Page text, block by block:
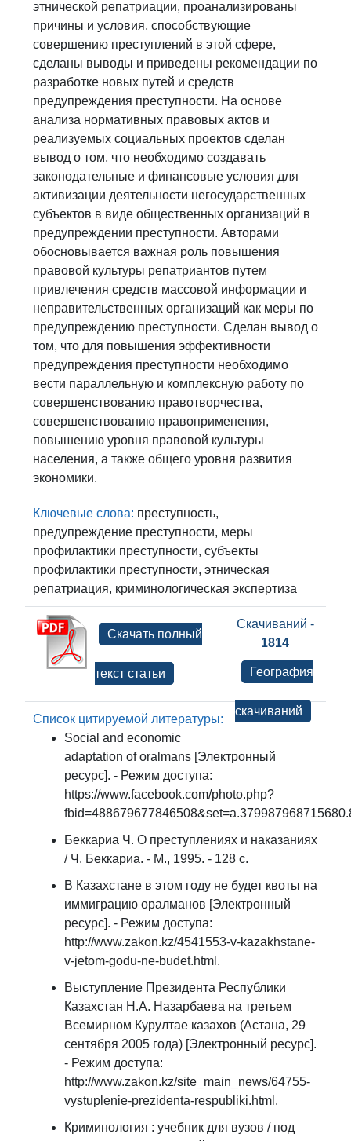
этнической репатриации, проанализированы
причины и условия, способствующие
совершению преступлений в этой сфере,
сделаны выводы и приведены рекомендации по
разработке новых путей и средств
предупреждения преступности. На основе
анализа нормативных правовых актов и
реализуемых социальных проектов сделан
вывод о том, что необходимо создавать
законодательные и финансовые условия для
активизации деятельности негосударственных
субъектов в виде общественных организаций в
предупреждении преступности. Авторами
обосновывается важная роль повышения
правовой культуры репатриантов путем
привлечения средств массовой информации и
неправительственных организаций как меры по
предупреждению преступности. Сделан вывод о
том, что для повышения эффективности
предупреждения преступности необходимо
вести параллельную и комплексную работу по
совершенствованию правотворчества,
совершенствованию правоприменения,
повышению уровня правовой культуры
населения, а также общего уровня развития
экономики.
Ключевые слова: преступность,
предупреждение преступности, меры
профилактики преступности, субъекты
профилактики преступности, этническая
репатриация, криминологическая экспертиза
Скачиваний -
1814
География
скачиваний
Скачать полный
текст статьи
Список цитируемой литературы:
Social and economic
adaptation of oralmans [Электронный
ресурс]. - Режим доступа:
https://www.facebook.com/photo.php?
Беккариа Ч. О преступлениях и наказаниях
/ Ч. Беккариа. - М., 1995. - 128 с.
В Казахстане в этом году не будет квоты на
иммиграцию оралманов [Электронный
ресурс]. - Режим доступа:
http://www.zakon.kz/4541553-v-kazakhstane-
v-jetom-godu-ne-budet.html.
Выступление Президента Республики
Казахстан Н.А. Назарбаева на третьем
Всемирном Курултае казахов (Астана, 29
сентября 2005 года) [Электронный ресурс].
- Режим доступа:
http://www.zakon.kz/site_main_news/64755-
vystuplenie-prezidenta-respubliki.html.
Криминология : учебник для вузов / под